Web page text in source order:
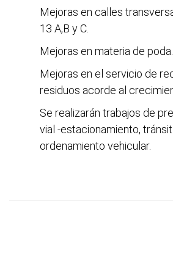
Mejoras en calles
13 A,B y C.
Mejoras en materia de poda.
Mejoras en el servicio de
residuos acorde al
Se realizarán trabajos de
vial -estacionamiento,
ordenamiento vehicular.